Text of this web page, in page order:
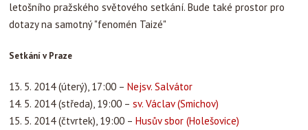
letošního pražského světového setkání. Bude také prostor pro
dotazy na samotný "fenomén Taizé"
Setkání v Praze
13. 5. 2014 (úterý), 17:00 – Nejsv. Salvátor
14. 5. 2014 (středa), 19:00 – sv. Václav (Smichov)
15. 5. 2014 (čtvrtek), 19:00 – Husův sbor (Holešovice)